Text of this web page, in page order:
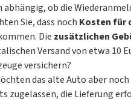
abhängig, ob die
Sie, dass noch Kosten für
Die zusätzlichen
Versand von etwa 10
versichern?
das alte Auto aber
zugelassen, die Lieferung